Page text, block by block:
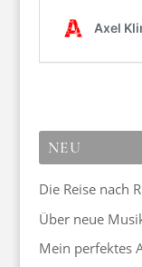
NEU
Die Reise nach
Über neue
Mein perfektes